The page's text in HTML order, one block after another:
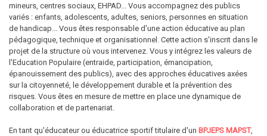
mineurs, centres sociaux, EHPAD... Vous accompagnez des publics
variés : enfants, adolescents, adultes, seniors, personnes en situation
de handicap... Vous êtes responsable d'une action éducative au plan
pédagogique, technique et organisationnel. Cette action s'inscrit dans le
projet de la structure où vous intervenez. Vous y intégrez les valeurs de
l'Education Populaire (entraide, participation, émancipation,
épanouissement des publics), avec des approches éducatives axées
sur la citoyenneté, le développement durable et la prévention des
risques. Vous êtes en mesure de mettre en place une dynamique de
collaboration et de partenariat.
En tant qu'éducateur ou éducatrice sportif titulaire d'un BPJEPS MAPST,